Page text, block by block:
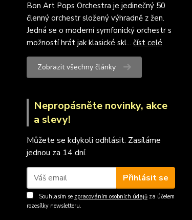
Bon Art Pops Orchestra je jedinečný 50
členný orchestr složený výhradně z žen.
Jedná se o moderní symfonický orchestr s
možností hrát jak klasické skl... číst celé
Zobrazit všechny články
Nepropásněte novinky, akce
a slevy!
Můžete se kdykoli odhlásit. Zasíláme
jednou za 14 dní.
Přihlásit se
Souhlasím se zpracováním osobních údajů za účelem
rozesílky newsletteru.